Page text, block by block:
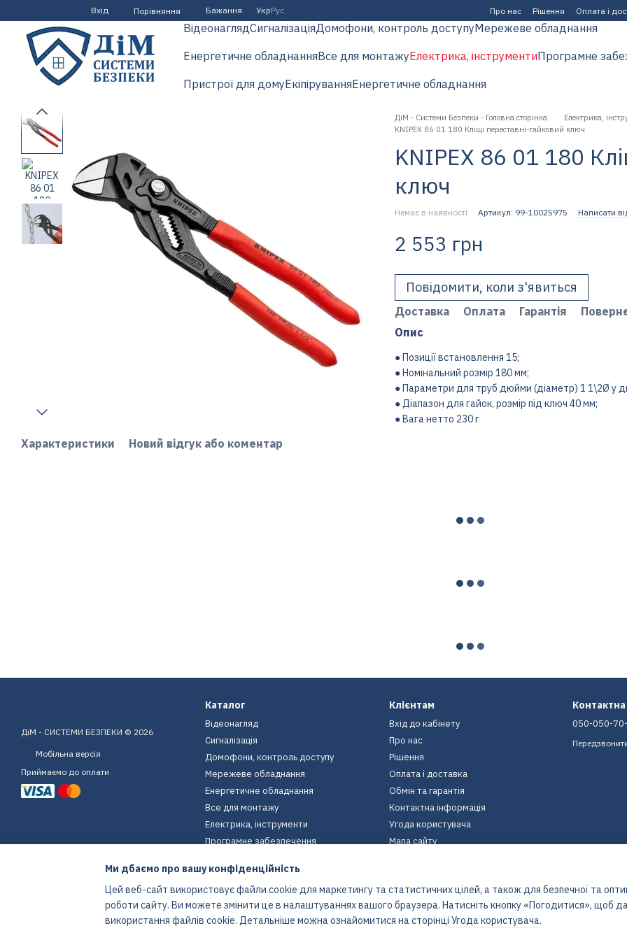
Перейти до основного контенту
Вхід Порівняння Бажання УкрРус Про нас Рішення Оплата і
ВідеонаглядСигналізаціяДомофони, контроль доступуМережеве обладнання
Енергетичне обладнанняВсе для монтажуЕлектрика, інструментиПрограмне
Пристрої для домуЕкіпіруванняЕнергетичне обладнання
Характеристики Новий відгук або коментар
ДіМ - Системи Безпеки - Головна сторінка Електрика,
KNIPEX 86 01 180 Кліщі переставні-гайковий ключ
KNIPEX 86 01 180
ключ
Немає в наявності Артикул: 99-10025975 Написати
2 553 грн
Повідомити, коли з'явиться
Доставка Оплата Гарантія
Опис
● Позиції встановлення 15;
● Номінальний розмір 180 мм;
● Параметри для труб дюйми (діаметр) 1 1\2Ø у
● Діапазон для гайок, розмір під ключ 40 мм;
● Вага нетто 230 г
ДіМ - СИСТЕМИ БЕЗПЕКИ © 2026
Мобільна версія
Приймаємо до оплати
Інтернет-магазин створений з Хорошоп
Каталог
Відеонагляд
Сигналізація
Домофони, контроль доступу
Мережеве обладнання
Енергетичне обладнання
Все для монтажу
Електрика, інструменти
Програмне забезпечення
Екіпірування
Енергетичне обладнання
Клієнтам
Вхід до кабінету
Про нас
Рішення
Оплата і доставка
Обмін та гарантія
Контактна інформація
Угода користувача
Мапа сайту
050-050-
Ми дбаємо про вашу конфіденційність
Цей веб-сайт використовує файли cookie для маркетингу та статистичних цілей, а також для безпечної та
роботи сайту. Ви можете змінити це в налаштуваннях вашого браузера. Натисніть кнопку «Погодитися», щоб
використання файлів cookie. Детальніше можна ознайомитися на сторінці Угода користувача.